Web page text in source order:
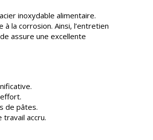
inoxydable alimentaire.
la corrosion. Ainsi, l’entretien
assure une excellente
de pâtes.
travail accru.